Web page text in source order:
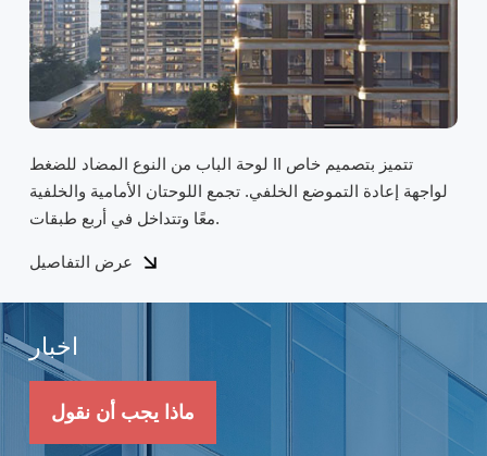
لوحة الباب من النوع المضاد للضغط II تتميز بتصميم خاص
لواجهة إعادة التموضع الخلفي. تجمع اللوحتان الأمامية والخلفية
معًا وتتداخل في أربع طبقات.
عرض التفاصيل
اخبار
ماذا يجب أن نقول